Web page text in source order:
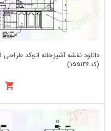
دانلود نقشه آشپزخانه اتوکد
(کد155146)